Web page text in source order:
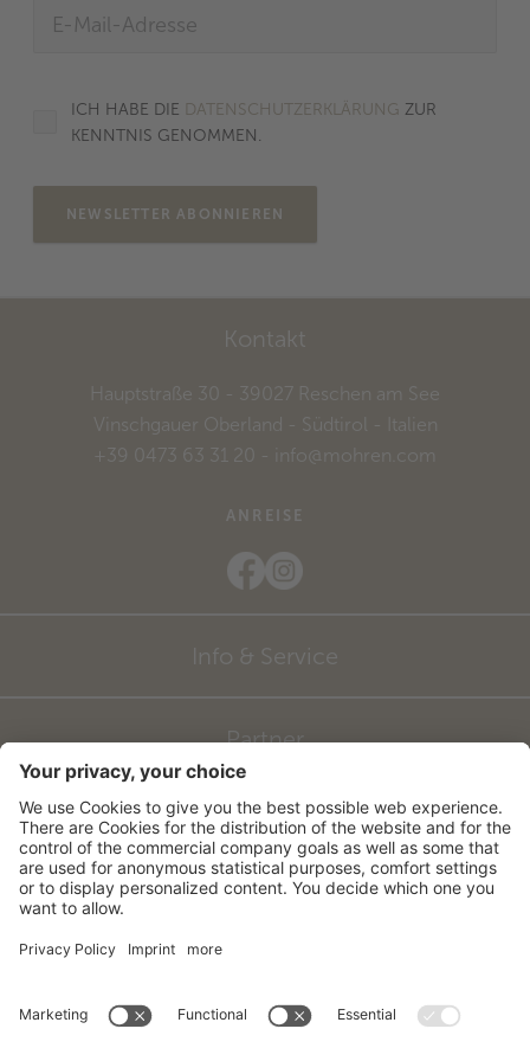
ICH HABE DIE DATENSCHUTZERKLÄRUNG ZUR
KENNTNIS GENOMMEN.
NEWSLETTER ABONNIEREN
Kontakt
Hauptstraße 30 - 39027 Reschen am See
Vinschgauer Oberland - Südtirol - Italien
+39 0473 63 31 20
- info@mohren.com
ANREISE
Info & Service
Partner
©2026 Hotel zum Mohren
CIN: IT021027A16FKDJDGK
Impressum
Datenschutzerklärung